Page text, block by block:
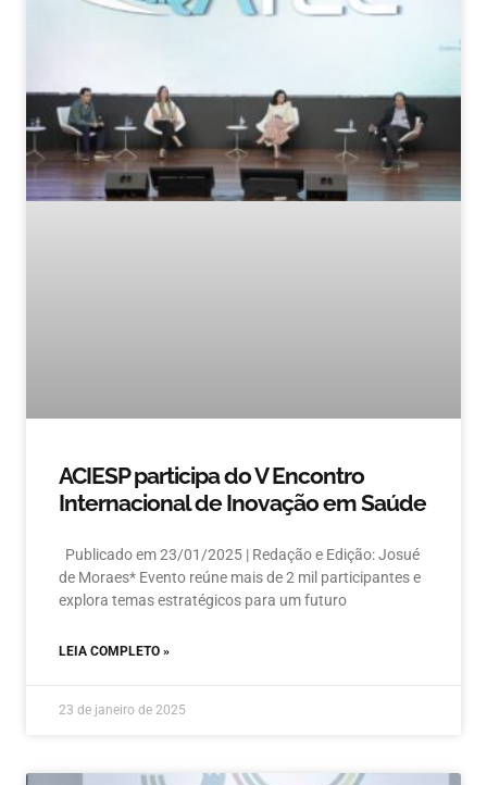
ACIESP participa do V Encontro
Internacional de Inovação em Saúde
Publicado em 23/01/2025 | Redação e Edição: Josué
de Moraes* Evento reúne mais de 2 mil participantes e
explora temas estratégicos para um futuro
LEIA COMPLETO »
23 de janeiro de 2025